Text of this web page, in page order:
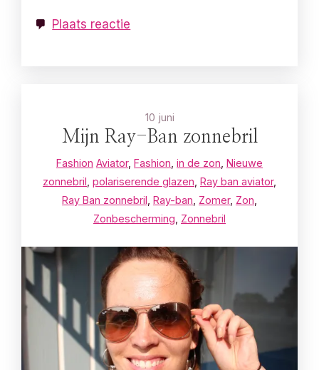
Plaats reactie
10 juni
Mijn Ray-Ban zonnebril
Fashion Aviator, Fashion, in de zon, Nieuwe
zonnebril, polariserende glazen, Ray ban aviator,
Ray Ban zonnebril, Ray-ban, Zomer, Zon,
Zonbescherming, Zonnebril